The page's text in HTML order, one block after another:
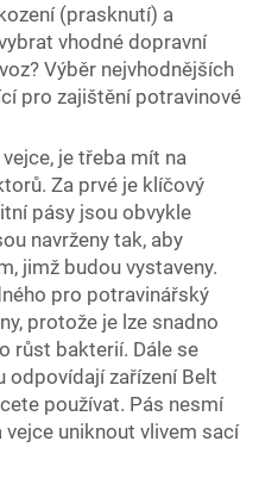
(prasknutí) a
vhodné dopravní
Výběr nejvhodnějších
pro zajištění potravinové
je třeba mít na
Za prvé je klíčový
pásy jsou obvykle
navrženy tak, aby
jimž budou vystaveny.
pro potravinářský
protože je lze snadno
růst bakterií. Dále se
odpovídají zařízení Belt
používat. Pás nesmí
vejce uniknout vlivem sací